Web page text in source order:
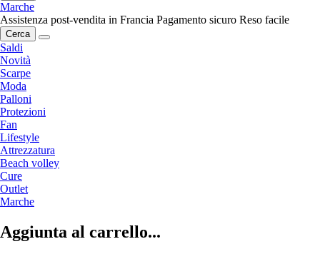
Marche
Assistenza post-vendita in Francia Pagamento sicuro Reso facile
Cerca
Saldi
Novità
Scarpe
Moda
Palloni
Protezioni
Fan
Lifestyle
Attrezzatura
Beach volley
Cure
Outlet
Marche
Aggiunta al carrello...